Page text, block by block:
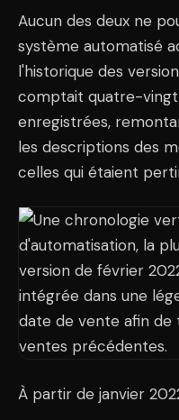
Aucun des deux ne
système automatisé
l'historique des
comptait quatre-
enregistrées,
les descriptions des
celles qui étaient
À partir de janvier